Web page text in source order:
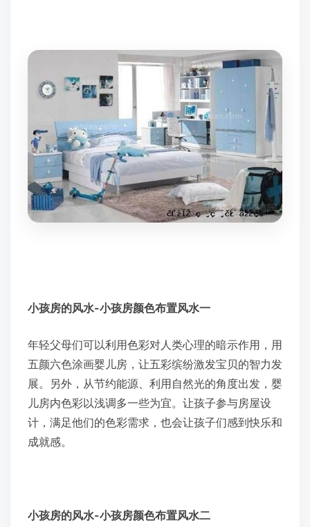
小孩房的风水-小孩房颜色布置风水一
年轻父母们可以利用色彩对人类心理的暗示作用，用
五颜六色涂画婴儿房，让五彩缤纷激发宝贝的智力发
展。另外，从节约能源、利用自然光的角度出发，婴
儿房内色彩以浅调多一些为宜。让孩子参与房屋设
计，满足他们的色彩需求，也会让孩子们感到快乐和
成就感。
小孩房的风水-小孩房颜色布置风水二